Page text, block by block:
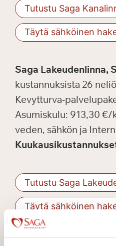
Tutustu Saga
Täytä sähköinen
Saga Lakeudenlinna,
kustannuksista 26
Kevytturva-
Asumiskulu: 913,30 €/
veden, sähkön ja
Tutustu Saga
Täytä sähköinen